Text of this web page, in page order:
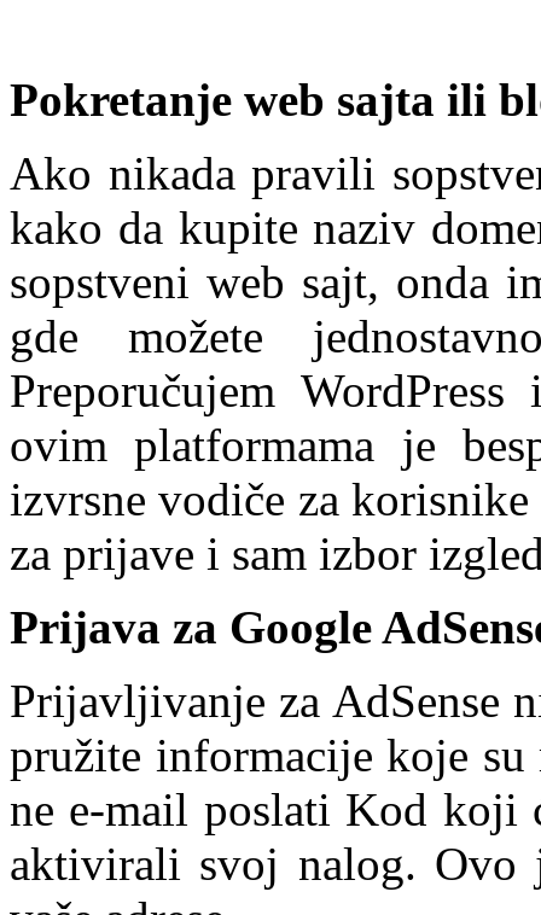
Pokretanje web sajta ili
Ako nikada pravili
kako da kupite naziv
sopstveni web sajt, onda
gde možete
Preporučujem
ovim platformama je
izvrsne vodiče za
za prijave i sam izbor
Prijava za Google
Prijavljivanje za AdSense
pružite informacije koje su
ne e-mail poslati Kod koji
aktivirali svoj nalog. Ovo